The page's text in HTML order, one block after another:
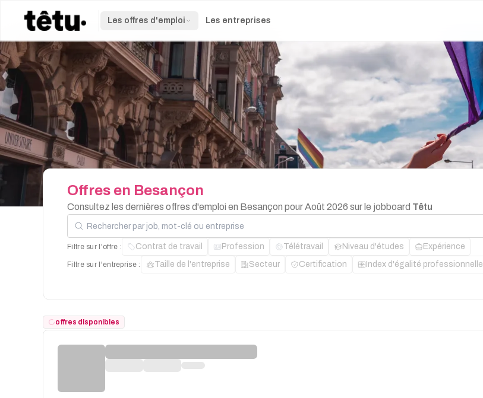
Les offres d'emploi Les entreprises
Offres en Besançon
Consultez les dernières offres d'emploi en Besançon pour Août 2026 sur le jobboard Têtu
Rechercher par job, mot-clé ou entreprise
Filtre sur l'offre : Contrat de travail Profession Télétravail Niveau d'études Expérience
Filtre sur l'entreprise : Taille de l'entreprise Secteur Certification Index d'égalité professionnelle
offres disponibles